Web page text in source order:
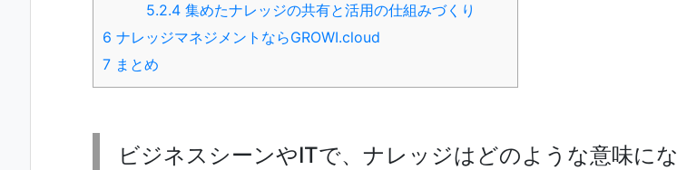
5.2.4 集めたナレッジの共有と活用の仕組みづくり
6 ナレッジマネジメントならGROWI.cloud
7 まとめ
ビジネスシーンやITで、ナレッジはどのような意味にな